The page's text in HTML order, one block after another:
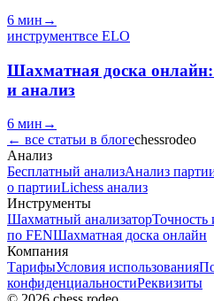
6 мин →
инструментвсе ELO
Шахматная доска онлайн:
и анализ
6 мин →
← все статьи в блогеchessrodeo
Анализ
Бесплатный анализАнализ
о партииLichess анализ
Инструменты
Шахматный анализаторТочность
по FENШахматная доска онлайн
Компания
ТарифыУсловия использования
конфиденциальностиРеквизиты